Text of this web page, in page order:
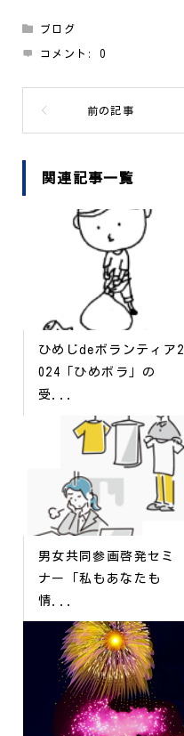
ブログ
コメント:0
関連記事一覧
ひめじdeボランティア2
024「ひめボラ」の
受...
男女共同参画啓発セミ
ナー「私もあなたも
情...